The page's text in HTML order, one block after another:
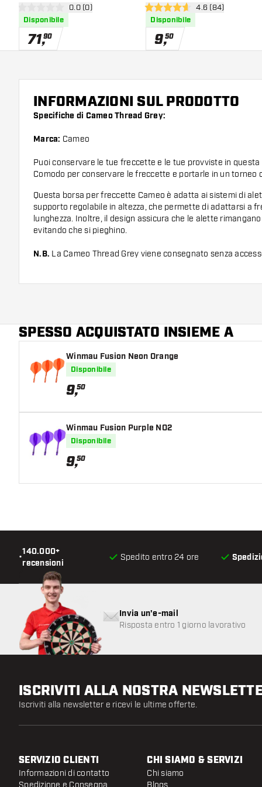
apri pannello recensioni
0 stelle di valutazione
0.0 (0)
Disponibile
71,90
apri pannello
4.6 stelle di valutazione
4.6 (84)
Disponibile
9,50
INFORMAZIONI SUL PRODOTTO
Specifiche di Cameo Thread Grey:
Marca: Cameo
Puoi conservare le tue freccette e le tue provviste in
Comodo per conservare le freccette e portarle in un torneo
Questa borsa per freccette Cameo è adatta ai sistemi di
supporto regolabile in altezza, che permette di adattarsi a
lunghezza. Inoltre, il design assicura che le alette
evitando che si pieghino.
N.B. La Cameo Thread Grey viene consegnato senza
SPESSO ACQUISTATO INSIEME A
Winmau Fusion Neon Orange
Disponibile
9,50
Winmau Fusion Purple NO2
Disponibile
9,50
•
140.000+
recensioni
Spedito entro 24 ore
Invia un'e-mail
Risposta entro 1 giorno lavorativo
ISCRIVITI ALLA NOSTRA
Iscriviti alla newsletter e ricevi le ultime offerte.
SERVIZIO CLIENTI
Informazioni di contatto
Spedizione e Consegna
CHI SIAMO & SERVIZI
Chi siamo
Blogs